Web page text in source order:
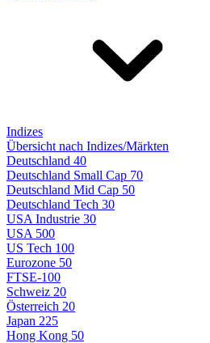
Indizes
Übersicht nach Indizes/Märkten
Deutschland 40
Deutschland Small Cap 70
Deutschland Mid Cap 50
Deutschland Tech 30
USA Industrie 30
USA 500
US Tech 100
Eurozone 50
FTSE-100
Schweiz 20
Österreich 20
Japan 225
Hong Kong 50